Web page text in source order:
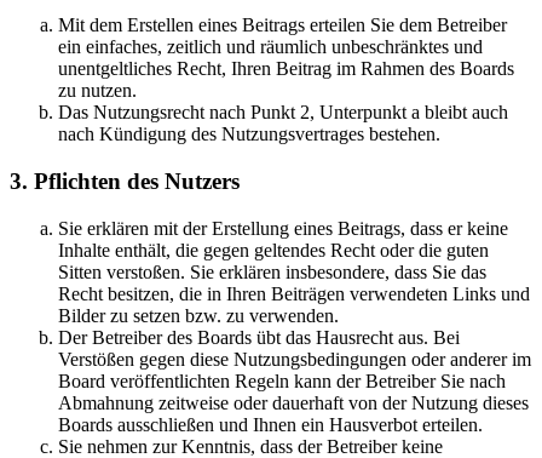
Mit dem Erstellen eines Beitrags erteilen Sie dem Betreiber
ein einfaches, zeitlich und räumlich unbeschränktes und
unentgeltliches Recht, Ihren Beitrag im Rahmen des Boards
zu nutzen.
Das Nutzungsrecht nach Punkt 2, Unterpunkt a bleibt auch
nach Kündigung des Nutzungsvertrages bestehen.
3. Pflichten des Nutzers
Sie erklären mit der Erstellung eines Beitrags, dass er keine
Inhalte enthält, die gegen geltendes Recht oder die guten
Sitten verstoßen. Sie erklären insbesondere, dass Sie das
Recht besitzen, die in Ihren Beiträgen verwendeten Links und
Bilder zu setzen bzw. zu verwenden.
Der Betreiber des Boards übt das Hausrecht aus. Bei
Verstößen gegen diese Nutzungsbedingungen oder anderer im
Board veröffentlichten Regeln kann der Betreiber Sie nach
Abmahnung zeitweise oder dauerhaft von der Nutzung dieses
Boards ausschließen und Ihnen ein Hausverbot erteilen.
Sie nehmen zur Kenntnis, dass der Betreiber keine